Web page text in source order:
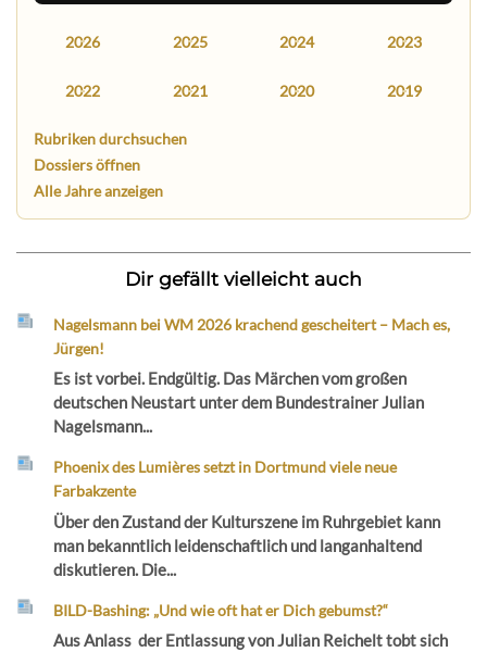
2026 2025 2024 2023
2022 2021 2020 2019
Rubriken durchsuchen
Dossiers öffnen
Alle Jahre anzeigen
Dir gefällt vielleicht auch
Nagelsmann bei WM 2026 krachend gescheitert – Mach es,
Jürgen!
Es ist vorbei. Endgültig. Das Märchen vom großen
deutschen Neustart unter dem Bundestrainer Julian
Nagelsmann...
Phoenix des Lumières setzt in Dortmund viele neue
Farbakzente
Über den Zustand der Kulturszene im Ruhrgebiet kann
man bekanntlich leidenschaftlich und langanhaltend
diskutieren. Die...
BILD-Bashing: „Und wie oft hat er Dich gebumst?“
Aus Anlass der Entlassung von Julian Reichelt tobt sich